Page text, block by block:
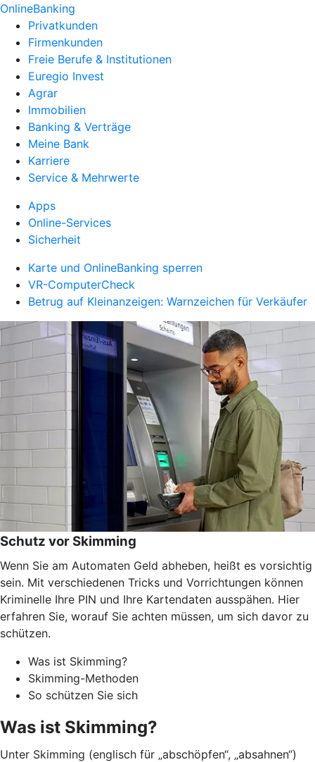
OnlineBanking
Privatkunden
Firmenkunden
Freie Berufe & Institutionen
Euregio Invest
Agrar
Immobilien
Banking & Verträge
Meine Bank
Karriere
Service & Mehrwerte
Apps
Online-Services
Sicherheit
Karte und OnlineBanking sperren
VR-ComputerCheck
Betrug auf Kleinanzeigen: Warnzeichen für Verkäufer
Schutz vor Skimming
Wenn Sie am Automaten Geld abheben, heißt es vorsichtig
sein. Mit verschiedenen Tricks und Vorrichtungen können
Kriminelle Ihre PIN und Ihre Kartendaten ausspähen. Hier
erfahren Sie, worauf Sie achten müssen, um sich davor zu
schützen.
Was ist Skimming?
Skimming-Methoden
So schützen Sie sich
Was ist Skimming?
Unter Skimming (englisch für „abschöpfen“, „absahnen“)